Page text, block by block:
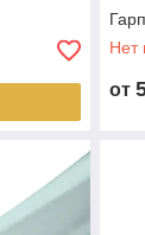
Нет
от